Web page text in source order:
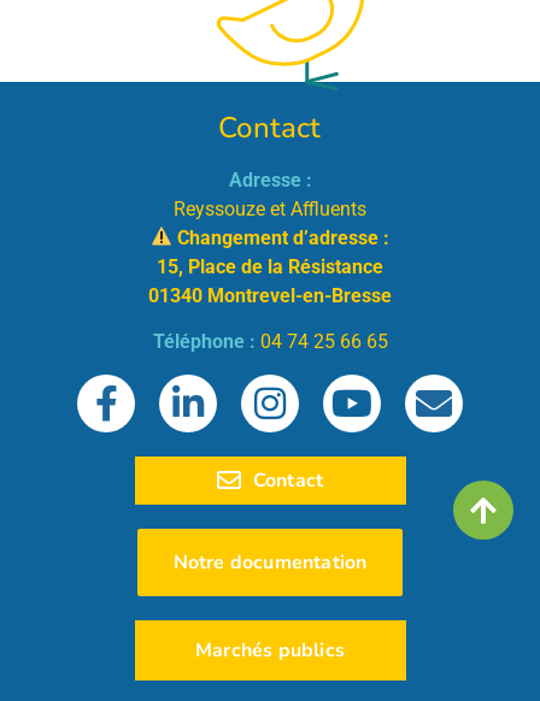
Contact
Adresse :
Reyssouze et Affluents
Changement d’adresse :
15, Place de la Résistance
01340 Montrevel-en-Bresse
Téléphone : 04 74 25 66 65
Contact
Notre documentation
Marchés publics